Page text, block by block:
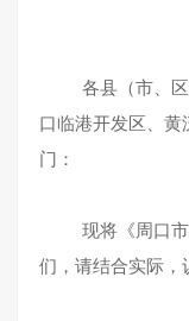
各县（市、
口临港开发区、
门：
现将《周口
们，请结合实际，